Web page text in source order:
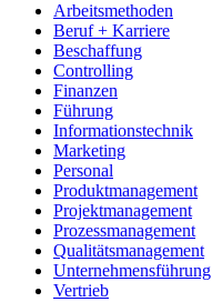
Arbeitsmethoden
Beruf + Karriere
Beschaffung
Controlling
Finanzen
Führung
Informationstechnik
Marketing
Personal
Produktmanagement
Projektmanagement
Prozessmanagement
Qualitätsmanagement
Unternehmensführung
Vertrieb